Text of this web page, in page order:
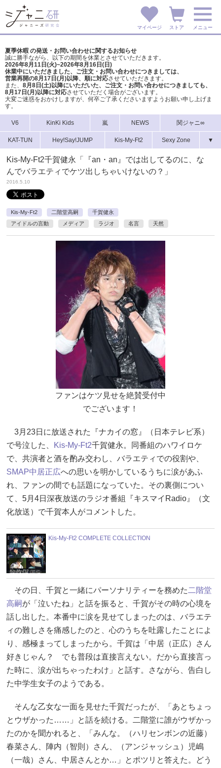
マイページ ストア メニュー
夏季休暇 の発送・お問い合わせに関するお知らせ
誠に勝手ながら、以下の期間を休業とさせていただきます。
2026年8月11日(火)~2026年8月16日(日)
休業中にいただきました、ご注文・お問い合わせにつきましては、
営業再開の8月17日(月)以降、順に対応させていただきます。
また、 8月8日(土)以降にいただいた、ご注文・ お問い合わせにつきましても、
8月17日(月)以降に対応させていただく場合がございます。
大変ご迷惑をおかけしますが、 何卒ご了承くださいますようお願い申し上げま
す。
V6 KinKi Kids 嵐 NEWS 関ジャニ∞
KAT-TUN Hey!Say!JUMP Kis-My-Ft2 Sexy Zone ▼
Kis-My-Ft2千賀健永「『an・an』では出してるのに、な
んでバラエティでケツ出しちゃいけないの？」
2016.5.10
Kis-My-Ft2 二階堂高嗣
千賀健永
アイドルの言動
メディア ラジオ 名言 天然
ファンはケツ見せを絶賛受付中
でございます！
3月23日に放送された『ナカイの窓』（日本テレビ系）
で号泣した、
Kis-My-Ft2千賀健永。同番組のハワイロケ
で、共演者と酒を酌み交わし、バラエティでの役割や、
SMAP中居正広への思いを明かしているうちに涙があふ
れ、ファンの間でも話題になっていた。その裏側につい
て、5月4日深夜放送のラジオ番組『キスマイRadio』（文
化放送）で千賀本人がコメントした。
Kis-My-Ft2 COMPLETE COLLECTION
その日、千賀と一緒にパーソナリティーを務めた 二階堂
高嗣 が「泣いたね」と話を振ると、千賀がその時の心境を
話し出した。本番中に涙を見せてしまったのは、バラエテ
ィの難しさを痛感したのと、心のうちを吐露したことによ
り、感極まってしまったから。千賀は「中居（正広）さん
好きじゃん？ でも普段は直接言えない。だから直接言っ
た時に、涙が出ちゃったわけ」と話す。さながら、告白し
た中学生女子のようである。
そんな乙女な一面を見せた千賀だったが、「あとちょっ
とウザかった……」と話を続ける。二階堂に誰がウザかっ
たのかを聞かれると、「みんな。（ハリセンボンの近藤）
春菜さん、陣内（智則）さん、（アンジャッシュ）児嶋
（一哉）さん、中居さんとか…」とポツリと答えた。どう